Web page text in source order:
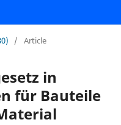
/ Article
in
für Bauteile